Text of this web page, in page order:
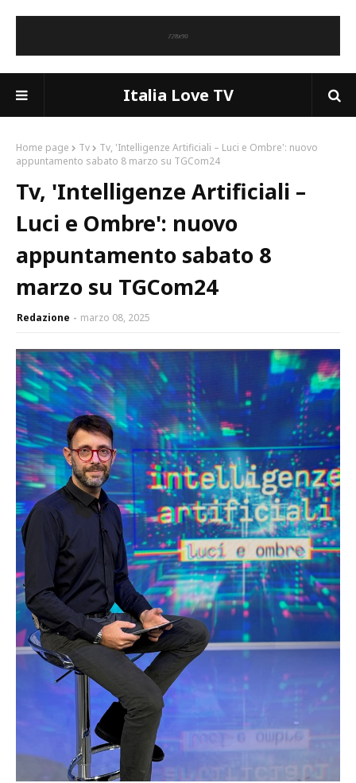
Italia Love TV
Home page Tv
Tv, 'Intelligenze Artificiali – Luci e Ombre': nuovo
appuntamento sabato 8 marzo su TGCom24
Tv, 'Intelligenze Artificiali –
Luci e Ombre': nuovo
appuntamento sabato 8
marzo su TGCom24
Redazione marzo 08, 2025